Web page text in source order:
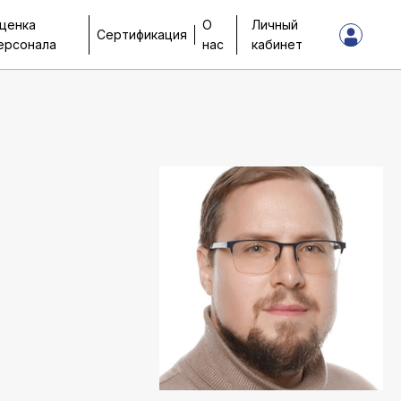
Сертификация
О
нас
Личный
кабинет